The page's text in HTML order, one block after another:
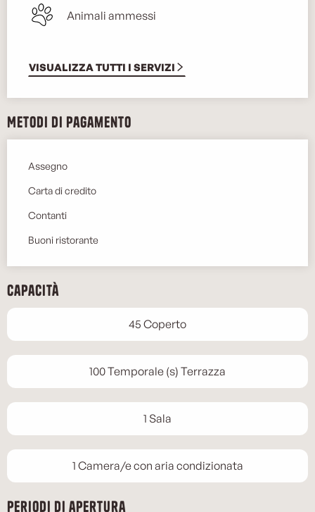
Animali ammessi
VISUALIZZA TUTTI I SERVIZI
Metodi di pagamento
Assegno
Carta di credito
Contanti
Buoni ristorante
Capacità
45 Coperto
100 Temporale (s) Terrazza
1 Sala
1 Camera/e con aria condizionata
Periodi di apertura